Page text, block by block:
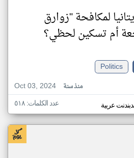
لمكافحة "زوارق
أم تسكين لحظي؟
Politics
Oct 03, 2024
منذ سنة
عربية عدد الكلمات: ٥١٨